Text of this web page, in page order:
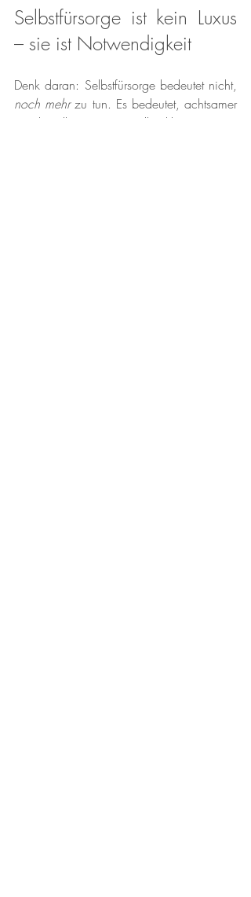
Selbstfürsorge ist kein Luxus
– sie ist Notwendigkeit
noch mehr zu tun. Es bedeutet, achtsamer
mit dir selbst zu sein. Selbst kleine Pausen